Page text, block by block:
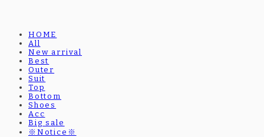
HOME
All
New arrival
Best
Outer
Suit
Top
Bottom
Shoes
Acc
Big sale
※Notice※